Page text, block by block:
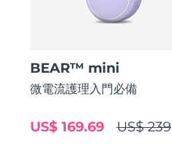
BEAR™ mini
微電流護理入門必備
US$ 239
US$ 169.69